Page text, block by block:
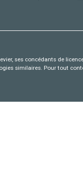
ses concédants de
similaires. Pour tout